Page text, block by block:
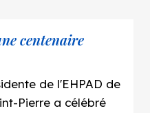
centenaire
de l'EHPAD de
Pierre a célébré